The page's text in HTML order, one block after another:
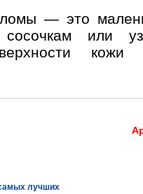
— это
или
кожи
самых лучших